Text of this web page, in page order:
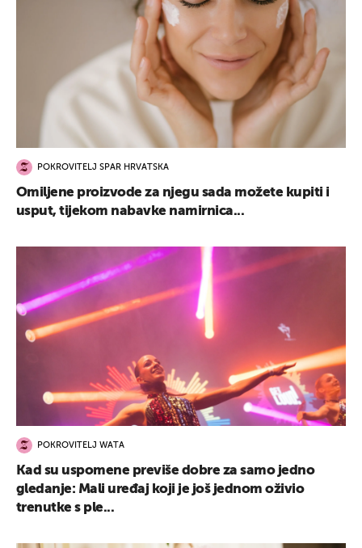
POKROVITELJ SPAR HRVATSKA
Omiljene proizvode za njegu sada možete kupiti i
usput, tijekom nabavke namirnica...
POKROVITELJ WATA
Kad su uspomene previše dobre za samo jedno
gledanje: Mali uređaj koji je još jednom oživio
trenutke s ple...